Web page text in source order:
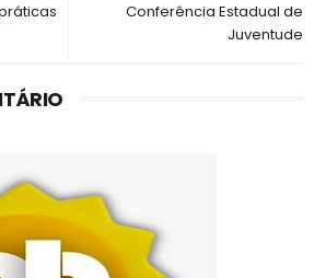
Conferência Estadual de
Juventude